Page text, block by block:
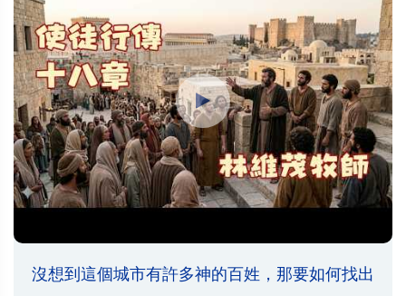
沒想到這個城市有許多神的百姓，那要如何找出